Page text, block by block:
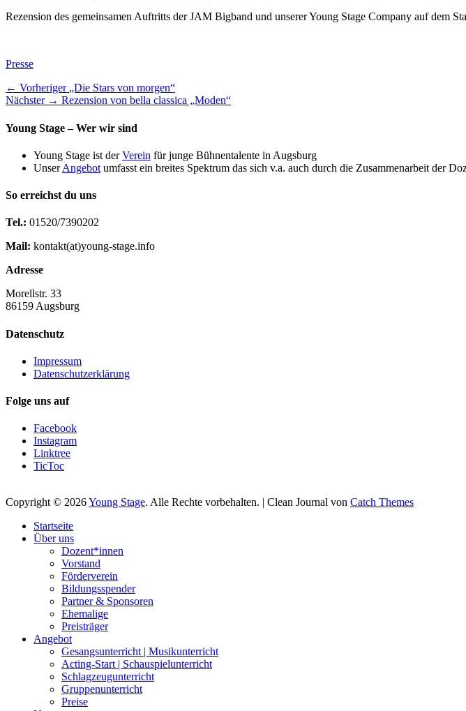
Rezension des gemeinsamen Auftritts der JAM Bigband und unserer Young Stage Company auf dem
Kategorien
Presse
Beitragsnavigation
← Vorheriger
Vorheriger
Beitrag:
„Die Stars von morgen“
Nächster → Nächster
Rezension von bella classica „Moden“
Young Stage – Wer wir sind
Young Stage ist derVerein für junge Bühnentalente in Augsburg
UnserAngebot umfasst ein breites Spektrum das sich v.a. auch durch die Zusammenarbeit der
So erreichst du uns
Tel.: 01520/7390202
Mail: kontakt(at)young-stage.info
Adresse
Morellstr. 33
86159 Augsburg
Datenschutz
Impressum
Datenschutzerklärung
Folge uns auf
Facebook
Instagram
Linktree
TicToc
Copyright © 2026Young Stage. Alle Rechte vorbehalten. | Clean Journal von Catch Themes
oben
scrollen
Startseite
Über uns
Dozent*innen
Vorstand
Förderverein
Bildungsspender
Partner & Sponsoren
Ehemalige
Preisträger
Angebot
Gesangsunterricht | Musikunterricht
Acting-Start | Schauspielunterricht
Schlagzeugunterricht
Gruppenunterricht
Preise